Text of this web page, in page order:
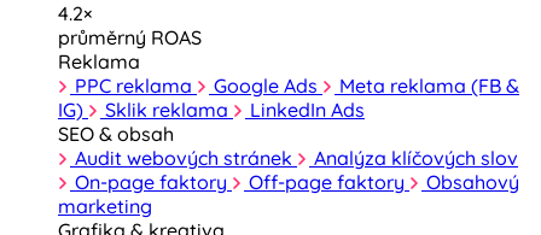
4.2×
průměrný ROAS
Reklama
PPC reklama
Google Ads
Meta reklama (FB &
IG)
Sklik reklama
LinkedIn Ads
SEO & obsah
Audit webových stránek
Analýza klíčových slov
On-page faktory
Off-page faktory
Obsahový
marketing
Grafika & kreativa